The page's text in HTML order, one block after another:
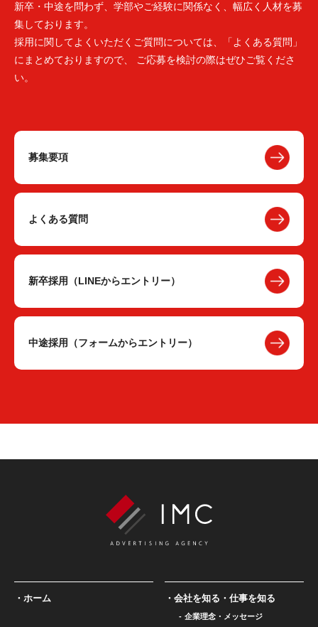
新卒・中途を問わず、学部やご経験に関係なく、幅広く人材を募
集しております。
採用に関してよくいただくご質問については、「よくある質問」
にまとめておりますので、 ご応募を検討の際はぜひご覧くださ
い。
募集要項
よくある質問
新卒採用（LINEからエントリー）
中途採用（フォームからエントリー）
ホーム 会社を知る・仕事を知る
企業理念・メッセージ